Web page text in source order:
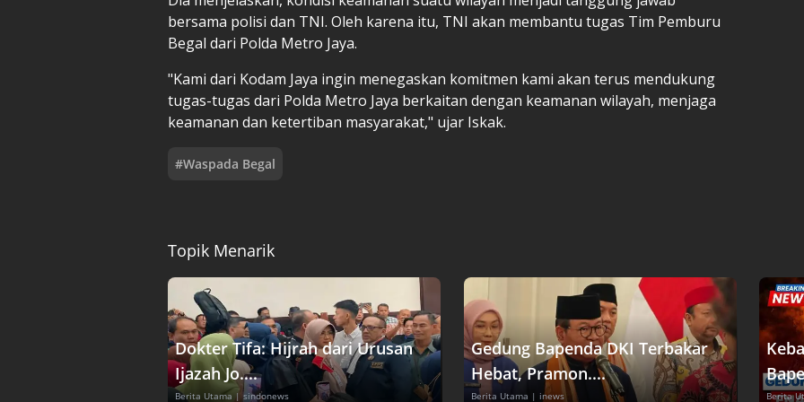
bersama polisi dan TNI. Oleh karena itu, TNI akan membantu tugas Tim Pemburu
Begal dari Polda Metro Jaya.
"Kami dari Kodam Jaya ingin menegaskan komitmen kami akan terus mendukung
tugas-tugas dari Polda Metro Jaya berkaitan dengan keamanan wilayah, menjaga
keamanan dan ketertiban masyarakat," ujar Iskak.
#Waspada Begal
Topik Menarik
Dokter Tifa: Hijrah dari Urusan
Ijazah Jo....
Berita Utama | sindonews
Gedung Bapenda DKI Terbakar
Hebat, Pramon....
Berita Utama | inews Berita